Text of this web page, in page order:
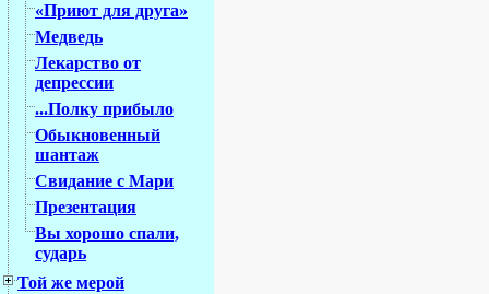
«Приют для друга»
Медведь
Лекарство от
депрессии
...Полку прибыло
Обыкновенный
шантаж
Свидание с Мари
Презентация
Вы хорошо спали,
сударь
Той же мерой